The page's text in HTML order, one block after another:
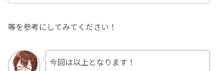
等を参考にしてみてください！
今回は以上となります！